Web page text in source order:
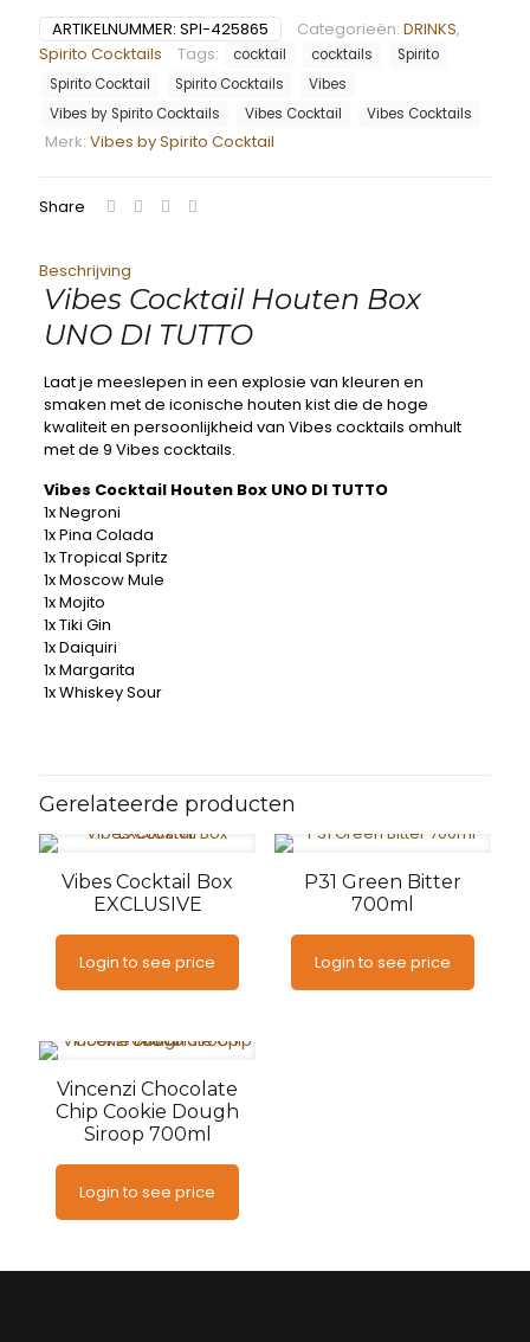
ARTIKELNUMMER: SPI-425865 Categorieën: DRINKS,
Spirito Cocktails
Tags: cocktail cocktails
Spirito
Spirito Cocktail
Spirito Cocktails
Vibes
Vibes by Spirito Cocktails
Vibes Cocktail Vibes Cocktails
Merk: Vibes by Spirito Cocktail
Share
Beschrijving
Vibes Cocktail Houten Box
UNO DI TUTTO
Laat je meeslepen in een explosie van kleuren en
smaken met de iconische houten kist die de hoge
kwaliteit en persoonlijkheid van Vibes cocktails omhult
met de 9 Vibes cocktails.
Vibes Cocktail Houten Box UNO DI TUTTO
1x Negroni
1x Pina Colada
1x Tropical Spritz
1x Moscow Mule
1x Mojito
1x Tiki Gin
1x Daiquiri
1x Margarita
1x Whiskey Sour
Gerelateerde producten
Vibes Cocktail Box
EXCLUSIVE
Login to see price
P31 Green Bitter
700ml
Login to see price
Vincenzi Chocolate
Chip Cookie Dough
Siroop 700ml
Login to see price